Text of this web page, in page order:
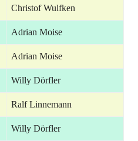
Christof Wulfken
Adrian Moise
Adrian Moise
Willy Dörfler
Ralf Linnemann
Willy Dörfler